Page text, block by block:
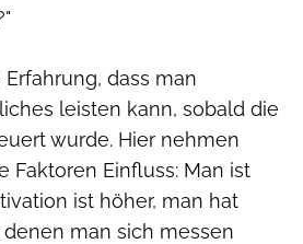
dass man
leisten kann, sobald die
wurde. Hier nehmen
Faktoren Einfluss: Man ist
ist höher, man hat
man sich messen